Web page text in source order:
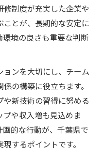
制度が充実した企業や
とが、長期的な安定に
境の良さも重要な判断
ョンを大切にし、チーム
の構築に役立ちます。
新技術の習得に努める
や収入増も見込めま
的な行動が、千葉県で
するポイントです。